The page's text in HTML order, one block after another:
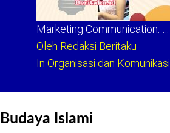
Marketing Communication: …
Oleh Redaksi Beritaku
In Organisasi dan Komunikasi
Budaya Islami